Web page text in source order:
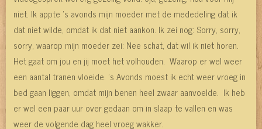
niet. Ik appte 's avonds mijn moeder met de mededeling dat ik
dat niet wilde, omdat ik dat niet aankon. Ik zei nog: Sorry, sorry,
sorry, waarop mijn moeder zei: Nee schat, dat wil ik niet horen.
Het gaat om jou en jij moet het volhouden. Waarop er wel weer
een aantal tranen vloeide. 's Avonds moest ik echt weer vroeg in
bed gaan liggen, omdat mijn benen heel zwaar aanvoelde. Ik heb
er wel een paar uur over gedaan om in slaap te vallen en was
weer de volgende dag heel vroeg wakker.